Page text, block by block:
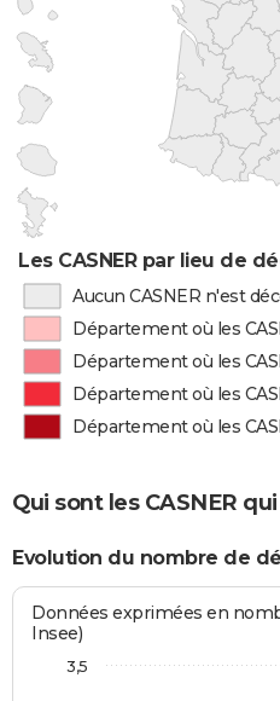
Les CASNER par lieu de
Aucun CASNER n'est
Département où les
Département où les
Département où les
Département où les
Qui sont les CASNER
Evolution du nombre de
Données exprimées en
Insee)
3,5